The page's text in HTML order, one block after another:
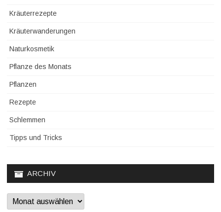
Kräuterrezepte
Kräuterwanderungen
Naturkosmetik
Pflanze des Monats
Pflanzen
Rezepte
Schlemmen
Tipps und Tricks
ARCHIV
Archiv